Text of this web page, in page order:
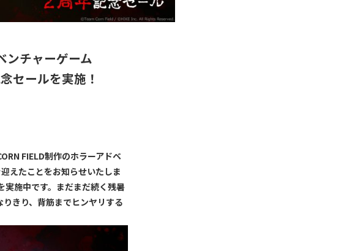
チャーゲーム
セールを実施！
FIELD制作のホラーアドベ
えたことをお知らせいたしま
施中です。 まだまだ続く残暑
きり、背筋までヒンヤリする